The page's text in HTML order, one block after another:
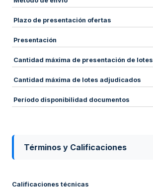
Plazo de presentación ofertas
Presentación
Cantidad máxima de presentación de lotes
Cantidad máxima de lotes adjudicados
Período disponibilidad documentos
Términos y Calificaciones
Calificaciones técnicas